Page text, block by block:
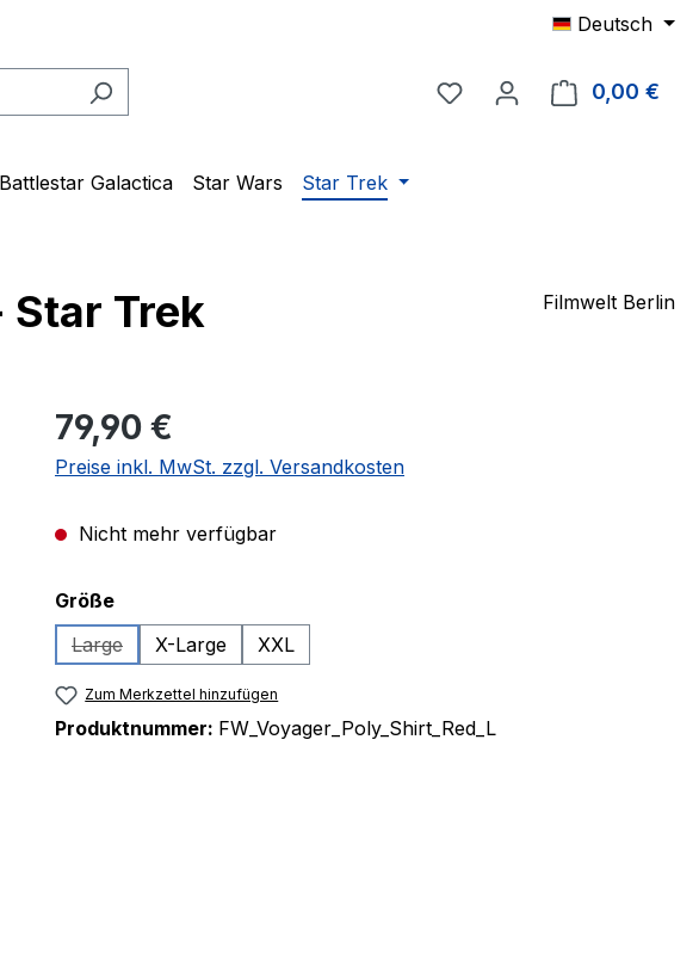
Deutsch
Du hast 0 Produkte auf
0,00 €
Battlestar Galactica Star Wars Star Trek
Star Trek Filmwelt Berlin
Regulärer Preis:
79,90 €
Preise inkl. MwSt. zzgl. Versandkosten
Nicht mehr verfügbar
Größeauswählen
Large
(Diese Option ist zurzeit nicht verfügbar.)
X-Large XXL
Zum Merkzettel hinzufügen
Produktnummer: FW_Voyager_Poly_Shirt_Red_L